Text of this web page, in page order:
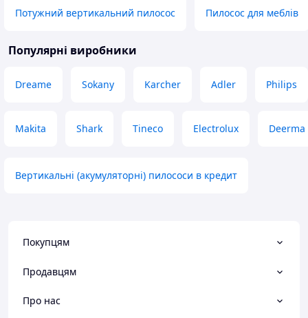
Потужний вертикальний пилосос Пилосос для меблів
Популярні виробники
Dreame Sokany Karcher Adler Philips
Makita Shark Tineco Electrolux Deerma
Вертикальні (акумуляторні) пилососи в кредит
Покупцям
Продавцям
Про нас